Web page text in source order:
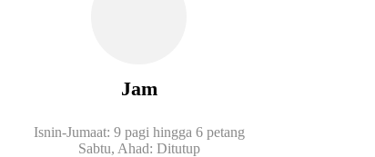
Jam
Isnin-Jumaat: 9 pagi hingga 6 petang
Sabtu, Ahad: Ditutup